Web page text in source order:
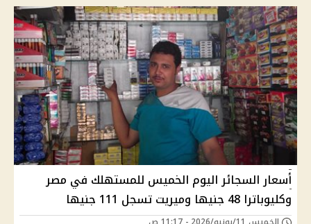
أسعار السجائر اليوم الخميس للمستهلك في مصر
وكليوباترا 48 جنيها وميريت تسجل 111 جنيها